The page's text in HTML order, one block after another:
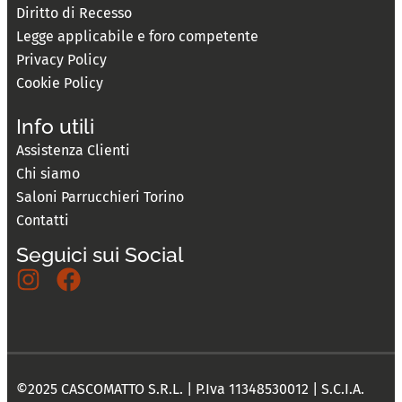
Diritto di Recesso
Legge applicabile e foro competente
Privacy Policy
Cookie Policy
Info utili
Assistenza Clienti
Chi siamo
Saloni Parrucchieri Torino
Contatti
Seguici sui Social
©2025 CASCOMATTO S.R.L. | P.Iva 11348530012 | S.C.I.A.